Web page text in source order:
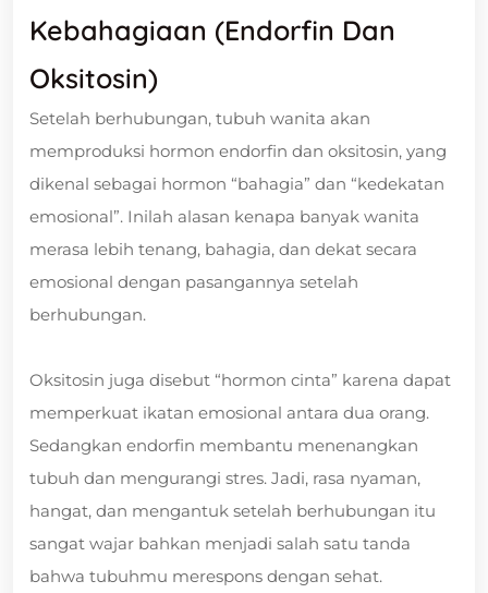
Kebahagiaan (Endorfin Dan
Oksitosin)
Setelah berhubungan, tubuh wanita akan
memproduksi hormon endorfin dan oksitosin, yang
dikenal sebagai hormon “bahagia” dan “kedekatan
emosional”. Inilah alasan kenapa banyak wanita
merasa lebih tenang, bahagia, dan dekat secara
emosional dengan pasangannya setelah
berhubungan.
Oksitosin juga disebut “hormon cinta” karena dapat
memperkuat ikatan emosional antara dua orang.
Sedangkan endorfin membantu menenangkan
tubuh dan mengurangi stres. Jadi, rasa nyaman,
hangat, dan mengantuk setelah berhubungan itu
sangat wajar bahkan menjadi salah satu tanda
bahwa tubuhmu merespons dengan sehat.